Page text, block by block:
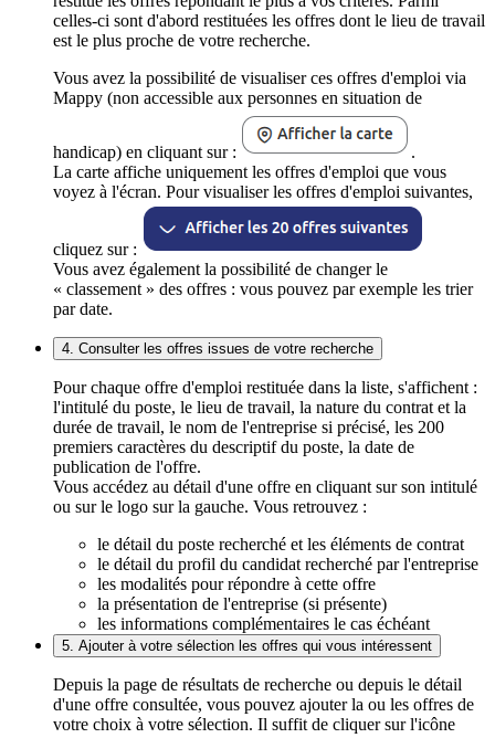
celles-ci sont d'abord restituées les offres dont le lieu de travail
est le plus proche de votre recherche.
Vous avez la possibilité de visualiser ces offres d'emploi via
Mappy (non accessible aux personnes en situation de
handicap) en cliquant sur :
.
La carte affiche uniquement les offres d'emploi que vous
voyez à l'écran. Pour visualiser les offres d'emploi suivantes,
cliquez sur :
Vous avez également la possibilité de changer le
« classement » des offres : vous pouvez par exemple les trier
par date.
4. Consulter les offres issues de votre recherche
Pour chaque offre d'emploi restituée dans la liste, s'affichent :
l'intitulé du poste, le lieu de travail, la nature du contrat et la
durée de travail, le nom de l'entreprise si précisé, les 200
premiers caractères du descriptif du poste, la date de
publication de l'offre.
Vous accédez au détail d'une offre en cliquant sur son intitulé
ou sur le logo sur la gauche. Vous retrouvez :
le détail du poste recherché et les éléments de contrat
le détail du profil du candidat recherché par l'entreprise
les modalités pour répondre à cette offre
la présentation de l'entreprise (si présente)
les informations complémentaires le cas échéant
5. Ajouter à votre sélection les offres qui vous intéressent
Depuis la page de résultats de recherche ou depuis le détail
d'une offre consultée, vous pouvez ajouter la ou les offres de
votre choix à votre sélection. Il suffit de cliquer sur l'icône